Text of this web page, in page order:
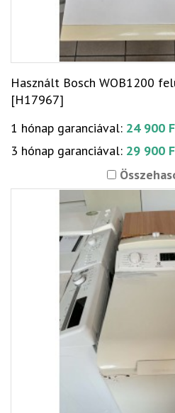
Használt Bosch WOB1200
[H17967]
1 hónap garanciával: 24 900
3 hónap garanciával: 29 900